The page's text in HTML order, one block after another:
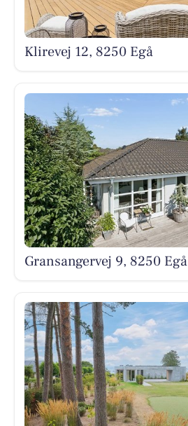
Klirevej 12, 8250 Egå
Gransangervej 9, 8250 Egå